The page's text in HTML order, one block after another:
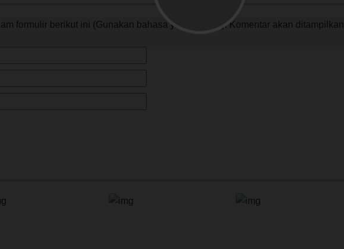
formulir berikut ini (Gunakan bahasa yang santun). Komentar akan ditampilkan